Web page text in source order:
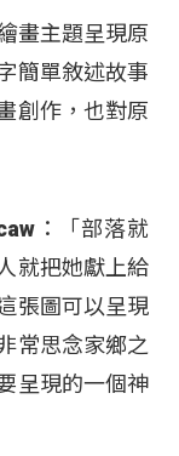
畫主題呈現原
簡單敘述故事
創作，也對原
：「部落就
就把她獻上給
張圖可以呈現
常思念家鄉之
呈現的一個神